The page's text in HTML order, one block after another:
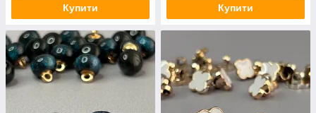
Купити Купити